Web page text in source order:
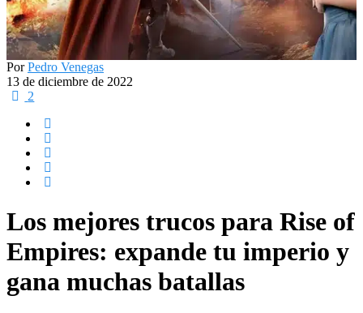
PorPedro Venegas
13 de diciembre de 2022
2
Los mejores trucos para Rise of
Empires: expande tu imperio y
gana muchas batallas